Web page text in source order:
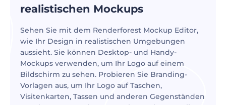
realistischen Mockups
Sehen Sie mit dem Renderforest Mockup Editor,
wie Ihr Design in realistischen Umgebungen
aussieht. Sie können Desktop- und Handy-
Mockups verwenden, um Ihr Logo auf einem
Bildschirm zu sehen. Probieren Sie Branding-
Vorlagen aus, um Ihr Logo auf Taschen,
Visitenkarten, Tassen und anderen Gegenständen